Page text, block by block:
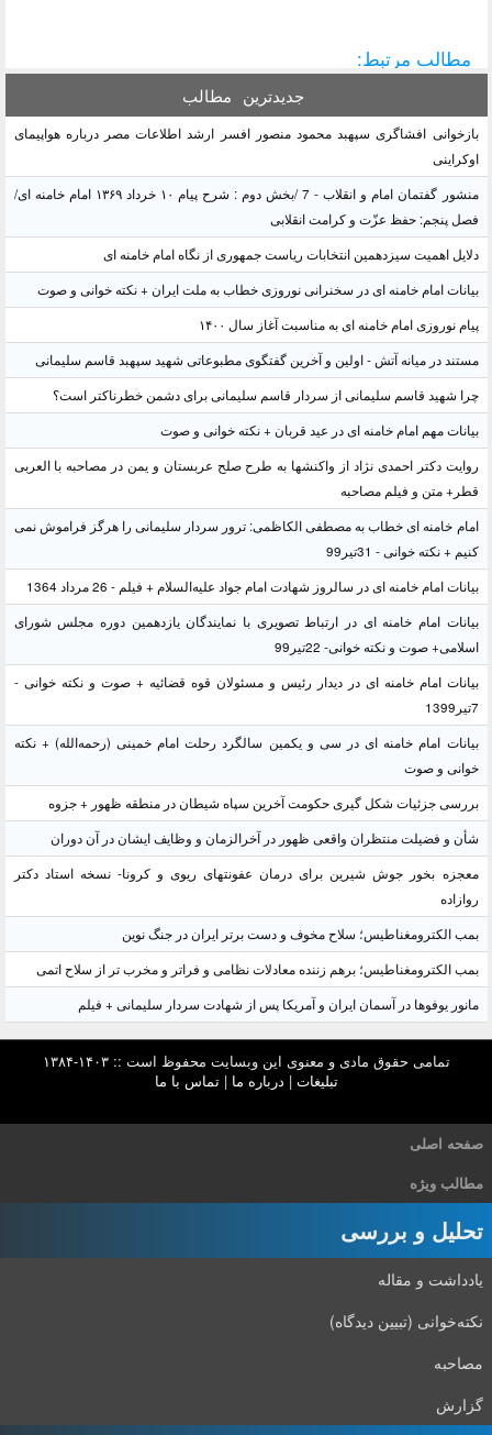
مطالب مرتبط:
جدیدترین مطالب
بازخوانی افشاگری سپهبد محمود منصور افسر ارشد اطلاعات مصر درباره هواپیمای
اوکراینی
منشور گفتمان امام و انقلاب - 7 /بخش دوم : شرح پیام ۱۰ خرداد ۱۳۶۹ امام خامنه ای/
فصل پنجم: حفظ عزّت و کرامت انقلابی
دلایل اهمیت سیزدهمین انتخابات ریاست جمهوری از نگاه امام خامنه ای
بیانات امام خامنه ای در سخنرانی نوروزی خطاب به ملت ایران + نکته خوانی و صوت
پیام نوروزی امام خامنه ای به مناسبت آغاز سال ۱۴۰۰
مستند در میانه آتش - اولین و آخرین گفتگوی مطبوعاتی شهید سپهبد قاسم سلیمانی
چرا شهید قاسم سلیمانی از سردار قاسم سلیمانی برای دشمن خطرناکتر است؟
بیانات مهم امام خامنه ای در عید قربان + نکته خوانی و صوت
روایت دکتر احمدی نژاد از واکنشها به طرح صلح عربستان و یمن در مصاحبه با العربی
قطر+ متن و فیلم مصاحبه
امام خامنه ای خطاب به مصطفی الکاظمی: ترور سردار سلیمانی را هرگز فراموش نمی
کنیم + نکته خوانی - 31تیر99
بیانات امام خامنه ای در سالروز شهادت امام جواد علیه‌السلام + فیلم - 26 مرداد 1364
بیانات امام خامنه ای در ارتباط تصویری با نمایندگان یازدهمین دوره مجلس شورای
اسلامی+ صوت و نکته خوانی- 22تیر99
بیانات امام خامنه ای در دیدار رئیس و مسئولان قوه قضائیه + صوت و نکته خوانی -
7تیر1399
بیانات امام خامنه ای در سی و یکمین سالگرد رحلت امام خمینی (رحمه‌الله) + نکته
خوانی و صوت
بررسی جزئیات شکل گیری حکومت آخرین سپاه شیطان در منطقه ظهور + جزوه
شأن و فضیلت منتظران واقعی ظهور در آخرالزمان و وظایف ایشان در آن دوران
معجزه بخور جوش شیرین برای درمان عفونتهای ریوی و کرونا- نسخه استاد دکتر
روازاده
بمب الکترومغناطیس؛ سلاح مخوف و دست برتر ایران در جنگ نوین
بمب الکترومغناطیس؛ برهم زننده معادلات نظامی و فراتر و مخرب تر از سلاح اتمی
مانور یوفوها در آسمان ایران و آمریکا پس از شهادت سردار سلیمانی + فیلم
تمامی حقوق مادی و معنوی این وبسایت محفوظ است :: ۱۴۰۳-۱۳۸۴
تبلیغات | درباره ما |تماس با ما
صفحه اصلی
مطالب ویژه
تحلیل و بررسی
یادداشت و مقاله
نکته‌خوانی (تبیین دیدگاه)
مصاحبه
گزارش